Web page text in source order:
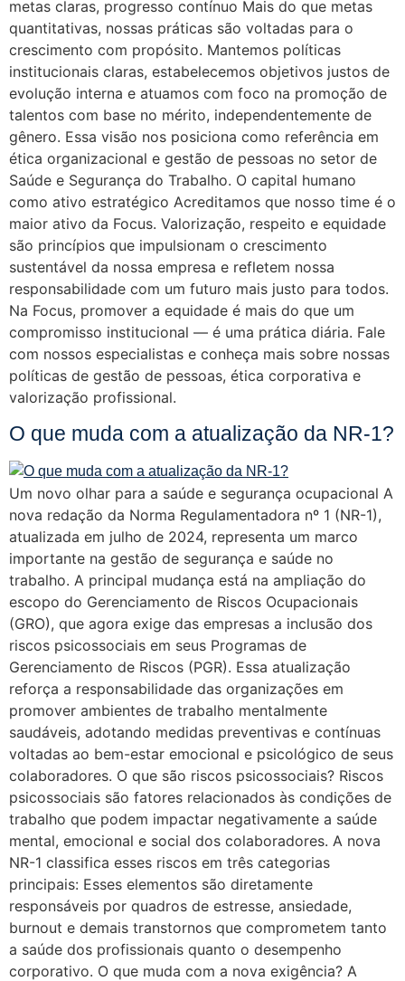
metas claras, progresso contínuo Mais do que metas
quantitativas, nossas práticas são voltadas para o
crescimento com propósito. Mantemos políticas
institucionais claras, estabelecemos objetivos justos de
evolução interna e atuamos com foco na promoção de
talentos com base no mérito, independentemente de
gênero. Essa visão nos posiciona como referência em
ética organizacional e gestão de pessoas no setor de
Saúde e Segurança do Trabalho. O capital humano
como ativo estratégico Acreditamos que nosso time é o
maior ativo da Focus. Valorização, respeito e equidade
são princípios que impulsionam o crescimento
sustentável da nossa empresa e refletem nossa
responsabilidade com um futuro mais justo para todos.
Na Focus, promover a equidade é mais do que um
compromisso institucional — é uma prática diária. Fale
com nossos especialistas e conheça mais sobre nossas
políticas de gestão de pessoas, ética corporativa e
valorização profissional.
O que muda com a atualização da NR-1?
Um novo olhar para a saúde e segurança ocupacional A
nova redação da Norma Regulamentadora nº 1 (NR-1),
atualizada em julho de 2024, representa um marco
importante na gestão de segurança e saúde no
trabalho. A principal mudança está na ampliação do
escopo do Gerenciamento de Riscos Ocupacionais
(GRO), que agora exige das empresas a inclusão dos
riscos psicossociais em seus Programas de
Gerenciamento de Riscos (PGR). Essa atualização
reforça a responsabilidade das organizações em
promover ambientes de trabalho mentalmente
saudáveis, adotando medidas preventivas e contínuas
voltadas ao bem-estar emocional e psicológico de seus
colaboradores. O que são riscos psicossociais? Riscos
psicossociais são fatores relacionados às condições de
trabalho que podem impactar negativamente a saúde
mental, emocional e social dos colaboradores. A nova
NR-1 classifica esses riscos em três categorias
principais: Esses elementos são diretamente
responsáveis por quadros de estresse, ansiedade,
burnout e demais transtornos que comprometem tanto
a saúde dos profissionais quanto o desempenho
corporativo. O que muda com a nova exigência? A